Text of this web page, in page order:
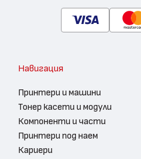
Навигация
Принтери и машини
Тонер касети и модули
Компоненти и части
Принтери под наем
Кариери